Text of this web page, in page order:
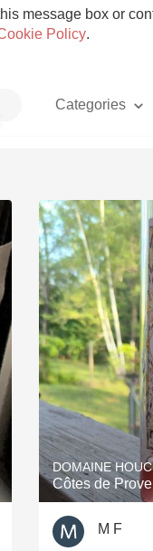
message box or
Policy.
Categories
DOMAINE
Côtes de
M F